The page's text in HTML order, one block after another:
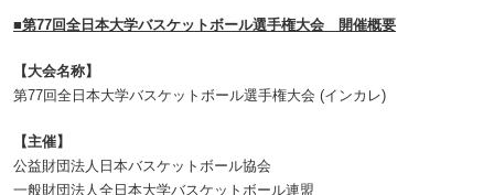
■第77回全日本大学バスケットボール選手権大会 開催概要
【大会名称】
第77回全日本大学バスケットボール選手権大会 (インカレ)
【主催】
公益財団法人日本バスケットボール協会
一般財団法人全日本大学バスケットボール連盟